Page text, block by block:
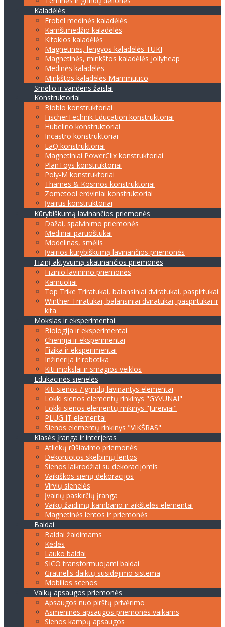
Kaladėlės
Frobel medinės kaladėlės
Kamštmedžio kaladėlės
Kitokios kaladėlės
Magnetinės, lengvos kaladėlės TUKI
Magnetinės, minkštos kaladėlės Jollyheap
Medinės kaladėlės
Minkštos kaladėlės Mammutico
Smėlio ir vandens žaislai
Konstruktoriai
Bioblo konstruktoriai
FischerTechnik Education konstruktoriai
Hubelino konstruktoriai
Incastro konstruktoriai
LaQ konstruktoriai
Magnetiniai PowerClix konstruktoriai
PlanToys konstruktoriai
Poly-M konstruktoriai
Thames & Kosmos konstruktoriai
Zometool erdviniai konstruktoriai
Įvairūs konstruktoriai
Kūrybiškumą lavinančios priemonės
Dažai, spalvinimo priemonės
Mediniai paruoštukai
Modelinas, smėlis
Įvairios kūrybiškumą lavinančios priemonės
Fizinį aktyvumą skatinančios priemonės
Fizinio lavinimo priemonės
Kamuoliai
Top Trike Triratukai, balansiniai dviratukai, paspirtukai
Winther Triratukai, balansiniai dviratukai, paspirtukai ir
kita
Mokslas ir eksperimentai
Biologija ir eksperimentai
Chemija ir eksperimentai
Fizika ir eksperimentai
Inžinerija ir robotika
Kiti mokslai ir smagios veiklos
Edukacinės sienelės
Kiti sienos / grindų lavinantys elementai
Lokki sienos elementų rinkinys "GYVŪNAI"
Lokki sienos elementų rinkinys "Jūreiviai"
PLUG IT elementai
Sienos elementų rinkinys "VIKŠRAS"
Klasės įranga ir interjeras
Atliekų rūšiavimo priemonės
Dekoruotos skelbimų lentos
Sienos laikrodžiai su dekoracijomis
Vaikiškos sienų dekoracijos
Virvių sienelės
Įvairių paskirčių įranga
Vaikų žaidimų kambario ir aikštelės elementai
Magnetinės lentos ir priemonės
Baldai
Baldai žaidimams
Kėdės
Lauko baldai
SICO transformuojami baldai
Gratnells daiktų susidėjimo sistema
Mobilios scenos
Vaikų apsaugos priemonės
Apsaugos nuo pirštų privėrimo
Asmeninės apsaugos priemonės vaikams
Sienos kampų apsaugos